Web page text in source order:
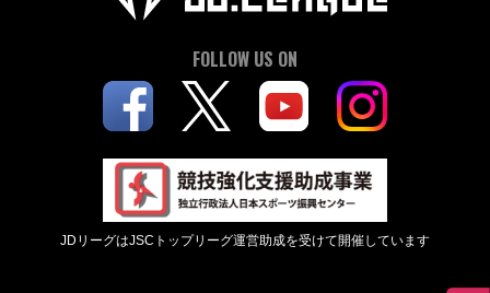
FOLLOW US ON
JDリーグはJSCトップリーグ運営助成を受けて開催しています